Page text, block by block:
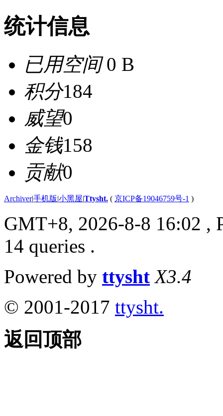
统计信息
已用空间0 B
积分184
威望0
金钱158
贡献0
Archiver|手机版|小黑屋|Ttysht. ( 京ICP备19046759号-1 )
GMT+8, 2026-8-8 16:02 ,
14 queries .
Powered by ttysht X3.4
© 2001-2017 ttysht.
返回顶部